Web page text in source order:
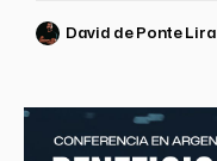
David de Ponte Lira